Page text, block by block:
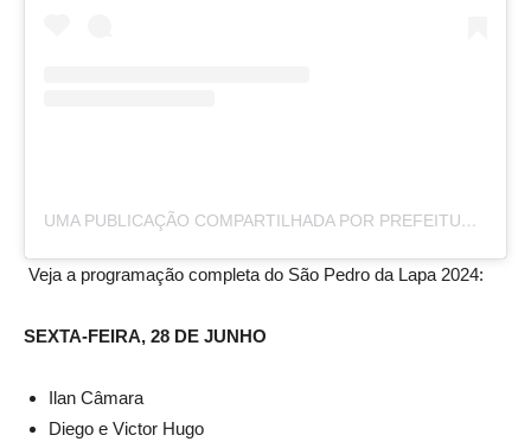
UMA PUBLICAÇÃO COMPARTILHADA POR PREFEITURA BOM JESUS DA LAPA (@PREFEITURA_BOMJESUSDALAPA)
Veja a programação completa do São Pedro da Lapa 2024:
SEXTA-FEIRA, 28 DE JUNHO
Ilan Câmara
Diego e Victor Hugo